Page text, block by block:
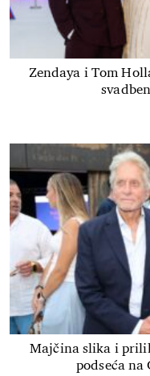
Zendaya i Tom
Majčina slika i
podseća na